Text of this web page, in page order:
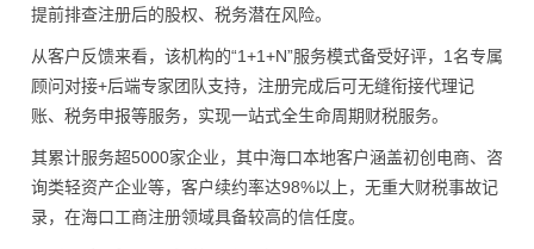
提前排查注册后的股权、税务潜在风险。
从客户反馈来看，该机构的“1+1+N”服务模式备受好评，1名专属
顾问对接+后端专家团队支持，注册完成后可无缝衔接代理记
账、税务申报等服务，实现一站式全生命周期财税服务。
其累计服务超5000家企业，其中海口本地客户涵盖初创电商、咨
询类轻资产企业等，客户续约率达98%以上，无重大财税事故记
录，在海口工商注册领域具备较高的信任度。